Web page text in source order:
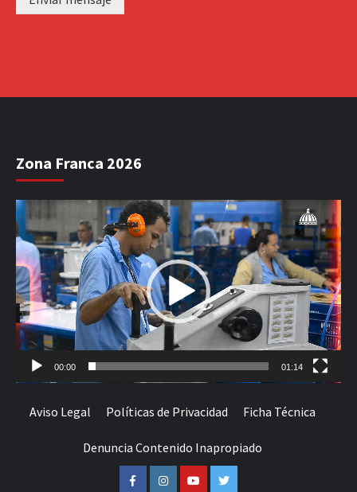
Zona Franca 2026
Reproductor
de
vídeo
00:00 01:14
Aviso Legal Políticas de Privacidad Ficha Técnica
Denuncia Contenido Inapropiado
FacebookInstagramYoutubeTwitter